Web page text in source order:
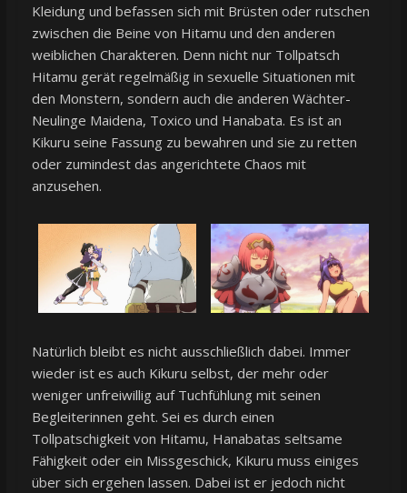
Kleidung und befassen sich mit Brüsten oder rutschen
zwischen die Beine von Hitamu und den anderen
weiblichen Charakteren. Denn nicht nur Tollpatsch
Hitamu gerät regelmäßig in sexuelle Situationen mit
den Monstern, sondern auch die anderen Wächter-
Neulinge Maidena, Toxico und Hanabata. Es ist an
Kikuru seine Fassung zu bewahren und sie zu retten
oder zumindest das angerichtete Chaos mit
anzusehen.
Natürlich bleibt es nicht ausschließlich dabei. Immer
wieder ist es auch Kikuru selbst, der mehr oder
weniger unfreiwillig auf Tuchfühlung mit seinen
Begleiterinnen geht. Sei es durch einen
Tollpatschigkeit von Hitamu, Hanabatas seltsame
Fähigkeit oder ein Missgeschick, Kikuru muss einiges
über sich ergehen lassen. Dabei ist er jedoch nicht